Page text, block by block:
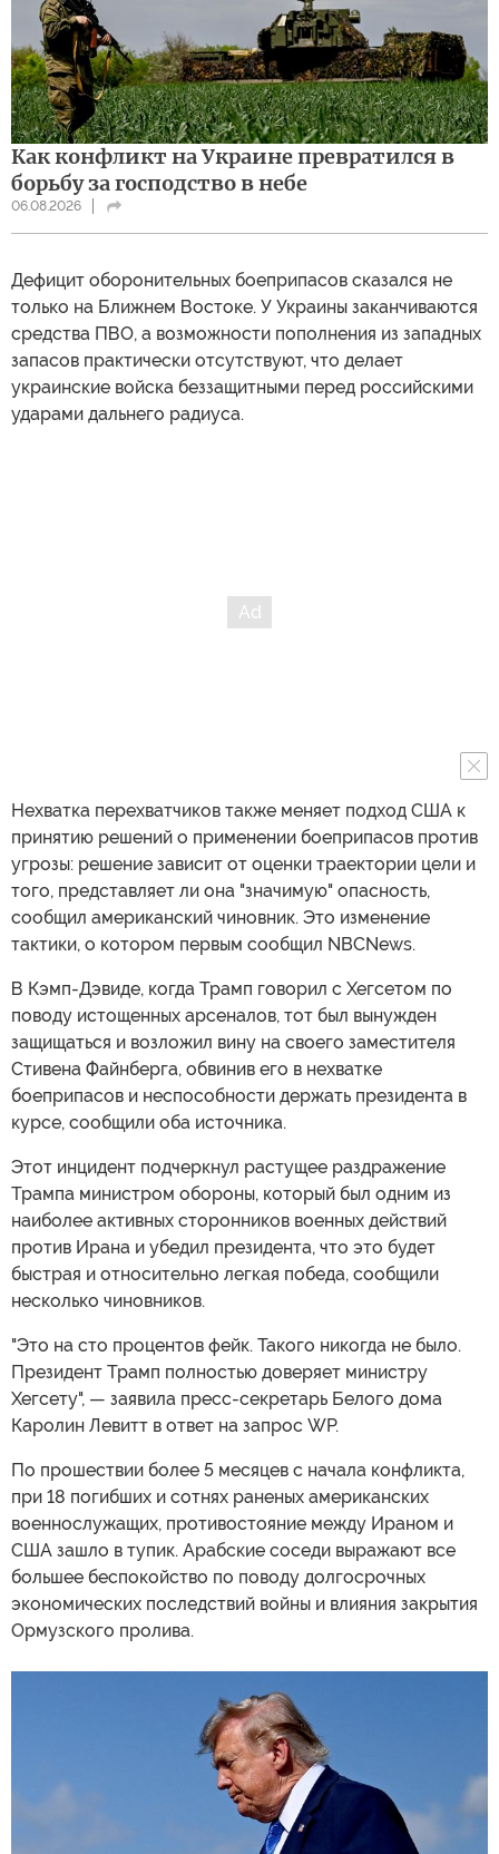
Как конфликт на Украине превратился в
борьбу за господство в небе
06.08.2026
Дефицит оборонительных боеприпасов сказался не
только на Ближнем Востоке. У Украины заканчиваются
средства ПВО, а возможности пополнения из западных
запасов практически отсутствуют, что делает
украинские войска беззащитными перед российскими
ударами дальнего радиуса.
Нехватка перехватчиков также меняет подход США к
принятию решений о применении боеприпасов против
угрозы: решение зависит от оценки траектории цели и
того, представляет ли она "значимую" опасность,
сообщил американский чиновник. Это изменение
тактики, о котором первым сообщил NBCNews.
В Кэмп-Дэвиде, когда Трамп говорил с Хегсетом по
поводу истощенных арсеналов, тот был вынужден
защищаться и возложил вину на своего заместителя
Стивена Файнберга, обвинив его в нехватке
боеприпасов и неспособности держать президента в
курсе, сообщили оба источника.
Этот инцидент подчеркнул растущее раздражение
Трампа министром обороны, который был одним из
наиболее активных сторонников военных действий
против Ирана и убедил президента, что это будет
быстрая и относительно легкая победа, сообщили
несколько чиновников.
"Это на сто процентов фейк. Такого никогда не было.
Президент Трамп полностью доверяет министру
Хегсету", — заявила пресс-секретарь Белого дома
Каролин Левитт в ответ на запрос WP.
По прошествии более 5 месяцев с начала конфликта,
при 18 погибших и сотнях раненых американских
военнослужащих, противостояние между Ираном и
США зашло в тупик. Арабские соседи выражают все
большее беспокойство по поводу долгосрочных
экономических последствий войны и влияния закрытия
Ормузского пролива.